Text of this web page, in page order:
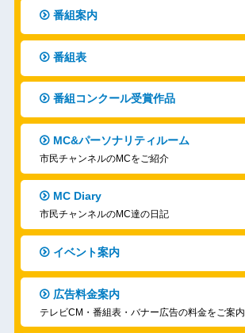
番組案内
番組表
番組コンクール受賞作品
MC&パーソナリティルーム
市民チャンネルのMCをご紹介
MC Diary
市民チャンネルのMC達の日記
イベント案内
広告料金案内
テレビCM・番組表・バナー広告の料金をご案内